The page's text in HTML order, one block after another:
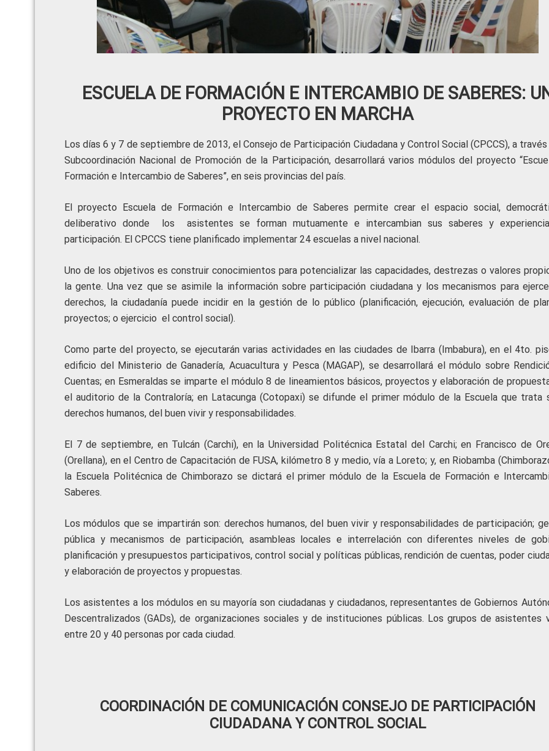
ESCUELA DE FORMACIÓN E INTERCAMBIO DE SABERES:
PROYECTO EN MARCHA
Los días 6 y 7 de septiembre de 2013, el Consejo de Participación Ciudadana y Control Social (CPCCS), a
Subcoordinación Nacional de Promoción de la Participación, desarrollará varios módulos del proyecto
Formación e Intercambio de Saberes”, en seis provincias del país.
El proyecto Escuela de Formación e Intercambio de Saberes permite crear el espacio social,
deliberativo donde los asistentes se forman mutuamente e intercambian sus saberes y
participación. El CPCCS tiene planificado implementar 24 escuelas a nivel nacional.
Uno de los objetivos es construir conocimientos para potencializar las capacidades, destrezas o valores
la gente. Una vez que se asimile la información sobre participación ciudadana y los mecanismos para
derechos, la ciudadanía puede incidir en la gestión de lo público (planificación, ejecución, evaluación de
proyectos; o ejercicio el control social).
Como parte del proyecto, se ejecutarán varias actividades en las ciudades de Ibarra (Imbabura), en el 4to.
edificio del Ministerio de Ganadería, Acuacultura y Pesca (MAGAP), se desarrollará el módulo sobre
Cuentas; en Esmeraldas se imparte el módulo 8 de lineamientos básicos, proyectos y elaboración de
el auditorio de la Contraloría; en Latacunga (Cotopaxi) se difunde el primer módulo de la Escuela que trata
derechos humanos, del buen vivir y responsabilidades.
El 7 de septiembre, en Tulcán (Carchi), en la Universidad Politécnica Estatal del Carchi; en Francisco de
(Orellana), en el Centro de Capacitación de FUSA, kilómetro 8 y medio, vía a Loreto; y, en Riobamba
la Escuela Politécnica de Chimborazo se dictará el primer módulo de la Escuela de Formación e
Saberes.
Los módulos que se impartirán son: derechos humanos, del buen vivir y responsabilidades de participación;
pública y mecanismos de participación, asambleas locales e interrelación con diferentes niveles de
planificación y presupuestos participativos, control social y políticas públicas, rendición de cuentas, poder
y elaboración de proyectos y propuestas.
Los asistentes a los módulos en su mayoría son ciudadanas y ciudadanos, representantes de Gobiernos
Descentralizados (GADs), de organizaciones sociales y de instituciones públicas. Los grupos de asistentes
entre 20 y 40 personas por cada ciudad.
COORDINACIÓN DE COMUNICACIÓN CONSEJO DE PARTICIPACIÓN
CIUDADANA Y CONTROL SOCIAL